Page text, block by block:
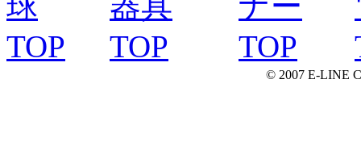
© 2007 E-LINE